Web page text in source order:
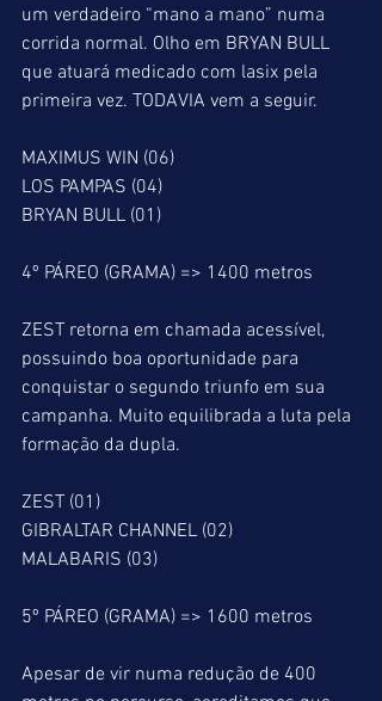
um verdadeiro “mano a mano” numa
corrida normal. Olho em BRYAN BULL
que atuará medicado com lasix pela
primeira vez. TODAVIA vem a seguir.
MAXIMUS WIN (06)
LOS PAMPAS (04)
BRYAN BULL (01)
4º PÁREO (GRAMA) => 1400 metros
ZEST retorna em chamada acessível,
possuindo boa oportunidade para
conquistar o segundo triunfo em sua
campanha. Muito equilibrada a luta pela
formação da dupla.
ZEST (01)
GIBRALTAR CHANNEL (02)
MALABARIS (03)
5º PÁREO (GRAMA) => 1600 metros
Apesar de vir numa redução de 400